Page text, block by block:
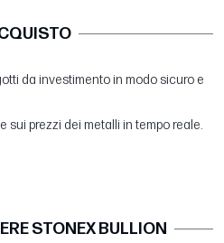
da investimento in modo sicuro e
sui prezzi dei metalli in tempo reale.
STONEX BULLION